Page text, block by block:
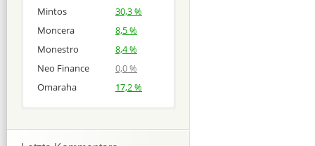
Mintos
30,3 %
Moncera
8,5 %
Monestro
8,4 %
Neo Finance
0,0 %
Omaraha
17,2 %
Bondora
Bondora